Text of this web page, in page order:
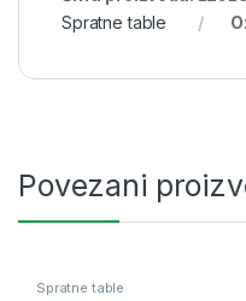
Spratne table
Povezani
Spratne table